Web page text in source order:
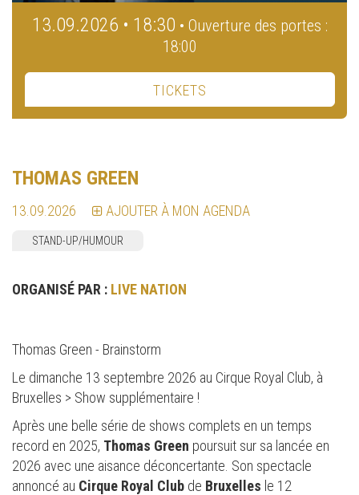
13.09.2026 • 18:30 • Ouverture des portes :
18:00
TICKETS
THOMAS GREEN
13.09.2026 AJOUTER À MON AGENDA
STAND-UP/HUMOUR
ORGANISÉ PAR : LIVE NATION
Thomas Green - Brainstorm
Le dimanche 13 septembre 2026 au Cirque Royal Club, à
Bruxelles > Show supplémentaire !
Après une belle série de shows complets en un temps
record en 2025, Thomas Green poursuit sur sa lancée en
2026 avec une aisance déconcertante. Son spectacle
annoncé au Cirque Royal Club de Bruxelles le 12